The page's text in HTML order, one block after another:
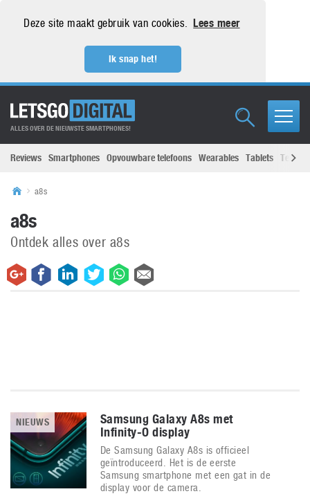
Deze site maakt gebruik van cookies. Lees meer
Ik snap het!
ALLES OVER DE NIEUWSTE SMARTPHONES!
Reviews Smartphones Opvouwbare telefoons Wearables Tablets
a8s
a8s
Ontdek alles over a8s
NIEUWS
Samsung Galaxy A8s met
Infinity-O display
De Samsung Galaxy A8s is officieel
geïntroduceerd. Het is de eerste
Samsung smartphone met een gat in de
display voor de camera.